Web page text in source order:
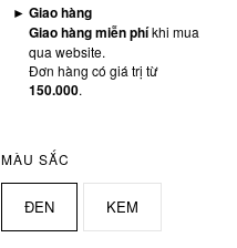
► Giao hàng
Giao hàng miễn phíkhi mua
qua website.
Đơn hàng có giá trị từ
150.000.
MÀU SẮC
ĐEN KEM